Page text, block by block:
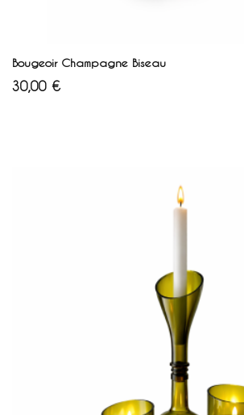
Bougeoir Champagne Biseau
Prix
30,00 €